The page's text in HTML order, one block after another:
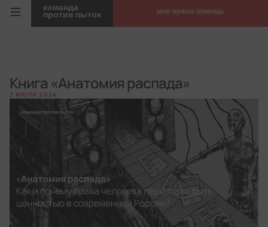
команда
против пыток мне нужна помощь
Книга «Анатомия распада»
3 ИЮЛЯ 2024